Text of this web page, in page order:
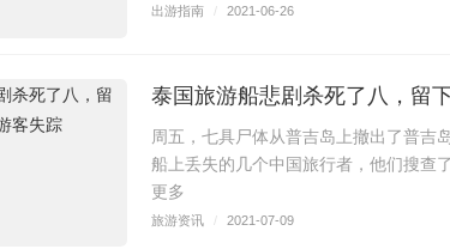
出游指南 / 2021-06-26
泰国旅游船悲剧杀死了八，留
周五，七具尸体从普吉岛上撤出了普吉
船上丢失的几个中国旅行者，他们搜查
更多
旅游资讯 / 2021-07-09